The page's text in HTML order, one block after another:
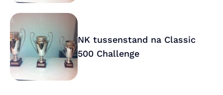
NK tussenstand na Classic
500 Challenge